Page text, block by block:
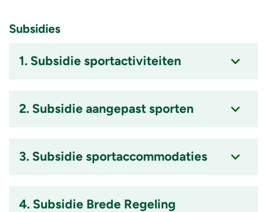
Subsidies
1. Subsidie sportactiviteiten
2. Subsidie aangepast sporten
3. Subsidie sportaccommodaties
4. Subsidie Brede Regeling